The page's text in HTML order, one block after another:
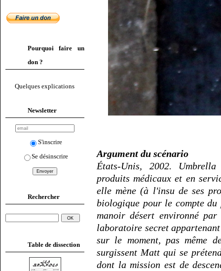
Pourquoi faire un
don ?
Quelques explications
Newsletter
S'inscrire
Se désinscrire
Rechercher
Table de dissection
Argument du scénario
États-Unis, 2002.
produits médicaux et en
elle mène (à l'insu de ses
biologique pour le compte
manoir désert environné
laboratoire secret
sur le moment, pas même
surgissent Matt qui se
dont la mission est de